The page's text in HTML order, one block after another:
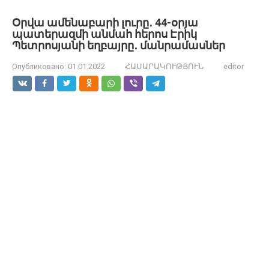
Օրվա ամենաբարի լուրը․ 44-օրյա
պատերազմի անմահ հերոս Էրիկ
Պետրոսյանի եղբայրը․ մանրամասներ
Опубликовано: 01.01.2022 ՀԱՍԱՐԱԿՈՒԹՅՈՒՆ editor